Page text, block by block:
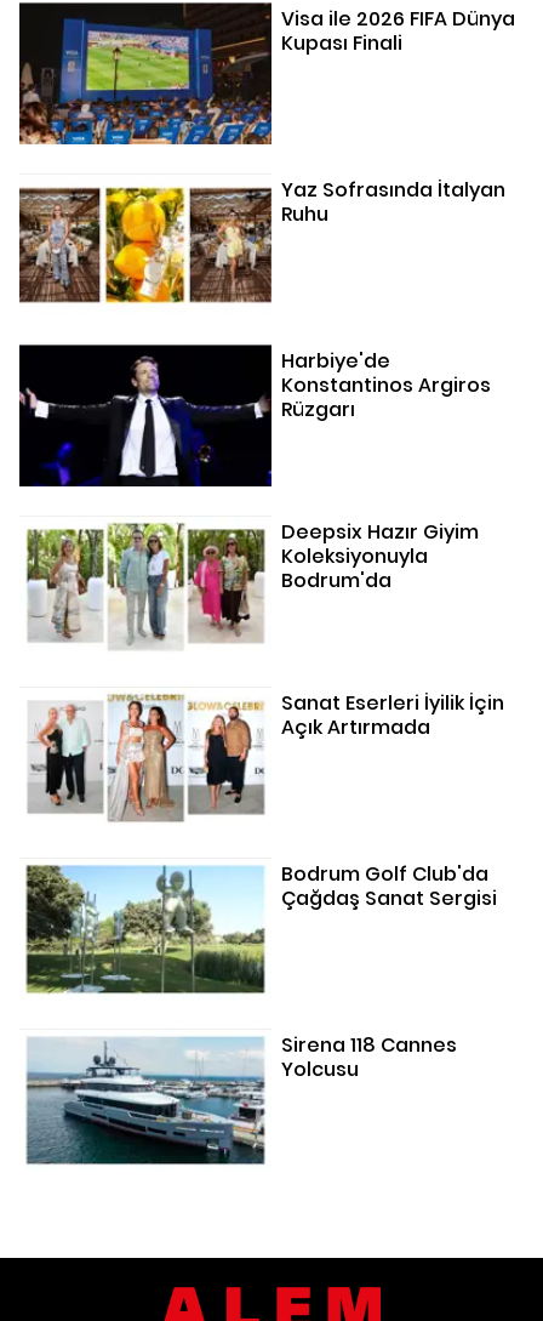
Visa ile 2026 FIFA Dünya
Kupası Finali
Yaz Sofrasında İtalyan
Ruhu
Harbiye'de
Konstantinos Argiros
Rüzgarı
Deepsix Hazır Giyim
Koleksiyonuyla
Bodrum'da
Sanat Eserleri İyilik İçin
Açık Artırmada
Bodrum Golf Club'da
Çağdaş Sanat Sergisi
Sirena 118 Cannes
Yolcusu